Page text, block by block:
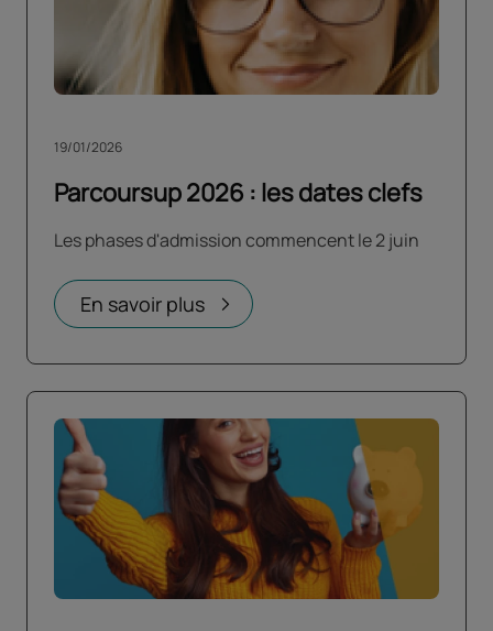
Parcoursup 2026 : les dates clefs
19/01/2026
Les phases d'admission commencent le 2 juin
En savoir plus